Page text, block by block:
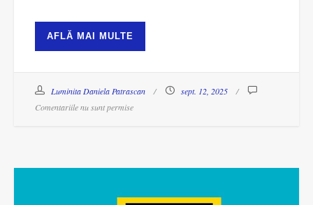
AFLĂ MAI MULTE
Luminita Daniela Patrascan
sept. 12, 2025
Comentariile nu sunt permise